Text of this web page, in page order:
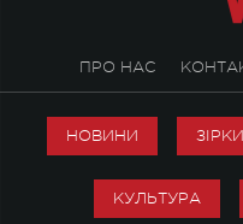
ПРО НАС
НОВИНИ ЗІРКИ
КУЛЬТУРА